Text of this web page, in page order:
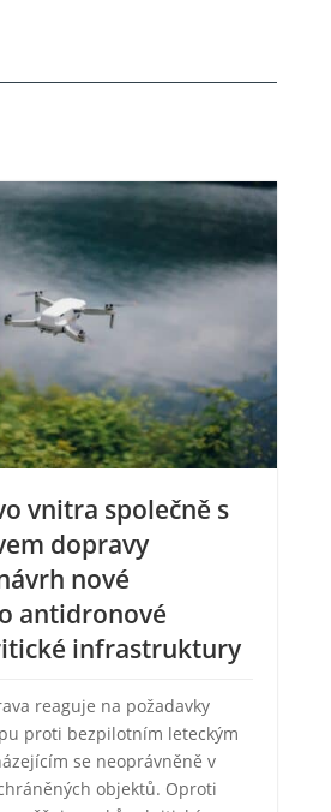
vnitra společně s
dopravy
nové
antidronové
infrastruktury
reaguje na požadavky
proti bezpilotním leteckým
se neoprávněně v
objektů. Oproti